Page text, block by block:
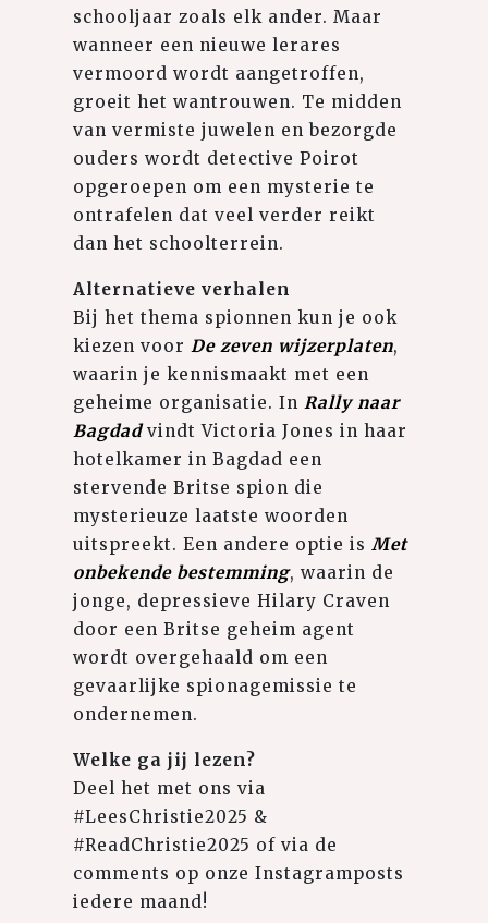
schooljaar zoals elk ander. Maar
wanneer een nieuwe lerares
vermoord wordt aangetroffen,
groeit het wantrouwen. Te midden
van vermiste juwelen en bezorgde
ouders wordt detective Poirot
opgeroepen om een ​​mysterie te
ontrafelen dat veel verder reikt
dan het schoolterrein.
Alternatieve verhalen
Bij het thema spionnen kun je ook
kiezen voor De zeven wijzerplaten,
waarin je kennismaakt met een
geheime organisatie. In Rally naar
Bagdadvindt Victoria Jones in haar
hotelkamer in Bagdad een
stervende Britse spion die
mysterieuze laatste woorden
uitspreekt. Een andere optie is Met
onbekende bestemming, waarin de
jonge, depressieve Hilary Craven
door een Britse geheim agent
wordt overgehaald om een ​​
gevaarlijke spionagemissie te
ondernemen.
Welke ga jij lezen?
Deel het met ons via
#LeesChristie2025 &
#ReadChristie2025 of via de
comments op onze Instagramposts
iedere maand!⁠